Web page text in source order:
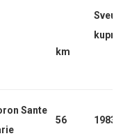
km
Sveu-
kupno
Sante
56 1983